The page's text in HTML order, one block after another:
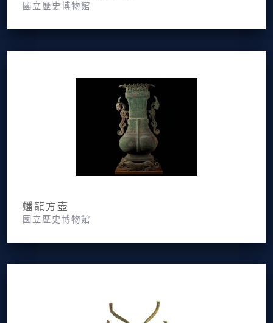
國立歷史博物館
蟠龍方壺
國立歷史博物館